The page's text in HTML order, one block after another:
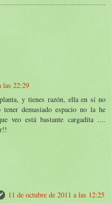
las 22:29
y tienes razón, ella en sí no
demasiado espacio no la he
veo está bastante cargadita ....
11 de octubre de 2011 a las 12:25